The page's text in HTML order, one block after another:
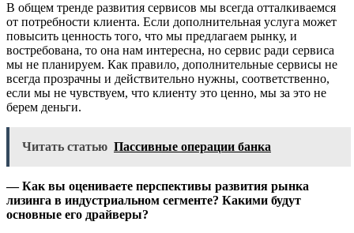
В общем тренде развития сервисов мы всегда отталкиваемся
от потребности клиента. Если дополнительная услуга может
повысить ценность того, что мы предлагаем рынку, и
востребована, то она нам интересна, но сервис ради сервиса
мы не планируем. Как правило, дополнительные сервисы не
всегда прозрачны и действительно нужны, соответственно,
если мы не чувствуем, что клиенту это ценно, мы за это не
берем деньги.
Читать статью Пассивные операции банка
— Как вы оцениваете перспективы развития рынка
лизинга в индустриальном сегменте? Какими будут
основные его драйверы?